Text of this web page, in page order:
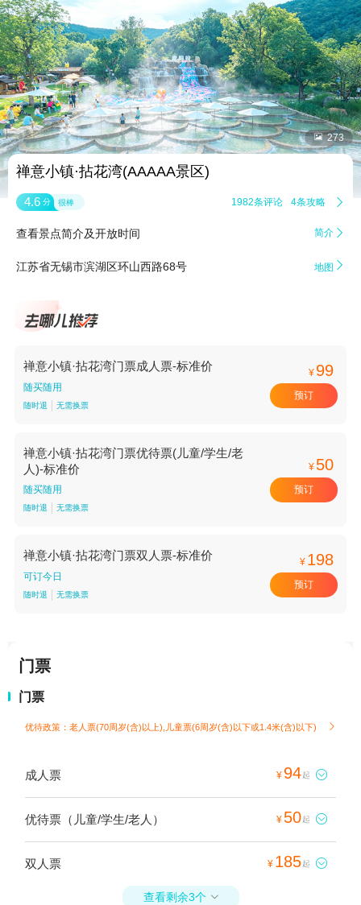
 273
禅意小镇·拈花湾(AAAAA景区)
4.6 分 很棒 1982条评论 4条攻略 
查看景点简介及开放时间 简介 
江苏省无锡市滨湖区环山西路68号 地图 
禅意小镇·拈花湾门票成人票-标准价
随买随用
随时退 无需换票
¥ 99
预订
禅意小镇·拈花湾门票优待票(儿童/学生/老
人)-标准价
随买随用
随时退 无需换票
¥ 50
预订
禅意小镇·拈花湾门票双人票-标准价
可订今日
随时退 无需换票
¥ 198
预订
门票
门票
优待政策：老人票(70周岁(含)以上),儿童票(6周岁(含)以下或1.4米(含)以下) 
成人票 ¥ 94起 
优待票（儿童/学生/老人） ¥ 50起 
双人票 ¥ 185起 
查看剩余3个 
